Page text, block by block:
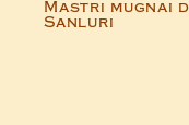
Mastri mugnai
Sanluri